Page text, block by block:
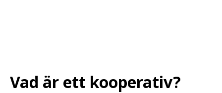
Vad är ett kooperativ?